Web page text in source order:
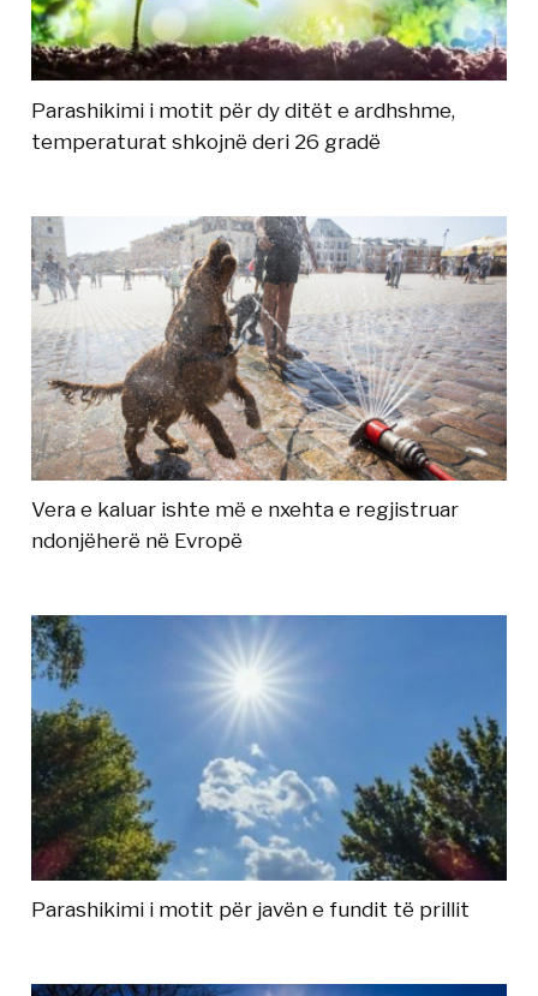
Parashikimi i motit për dy ditët e ardhshme,
temperaturat shkojnë deri 26 gradë
Vera e kaluar ishte më e nxehta e regjistruar
ndonjëherë në Evropë
Parashikimi i motit për javën e fundit të prillit